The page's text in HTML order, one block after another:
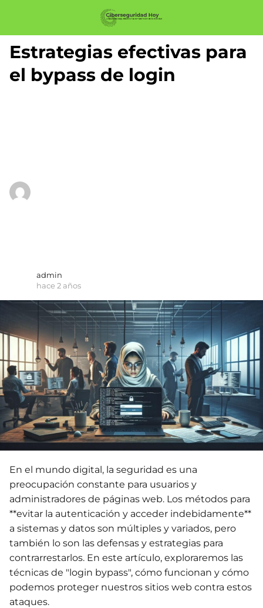
Estrategias efectivas para
el bypass de login
admin
hace 2 años
En el mundo digital, la seguridad es una
preocupación constante para usuarios y
administradores de páginas web. Los métodos para
**evitar la autenticación y acceder indebidamente**
a sistemas y datos son múltiples y variados, pero
también lo son las defensas y estrategias para
contrarrestarlos. En este artículo, exploraremos las
técnicas de "login bypass", cómo funcionan y cómo
podemos proteger nuestros sitios web contra estos
ataques.